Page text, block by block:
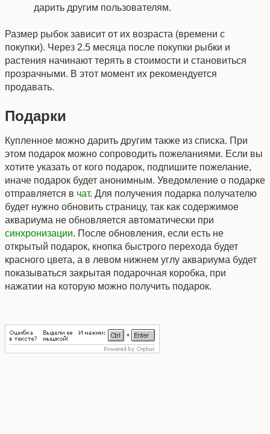
дарить другим пользователям.
Размер рыбок зависит от их возраста (времени с
покупки). Через 2.5 месяца после покупки рыбки и
растения начинают терять в стоимости и становиться
прозрачными. В этот момент их рекомендуется
продавать.
Подарки
Купленное можно дарить другим также из списка. При
этом подарок можно сопроводить пожеланиями. Если вы
хотите указать от кого подарок, подпишите пожелание,
иначе подарок будет анонимным. Уведомление о подарке
отправляется в чат. Для получения подарка получателю
будет нужно обновить страницу, так как содержимое
аквариума не обновляется автоматически при
синхронизации. После обновления, если есть не
открытый подарок, кнопка быстрого перехода будет
красного цвета, а в левом нижнем углу аквариума будет
показываться закрытая подарочная коробка, при
нажатии на которую можно получить подарок.